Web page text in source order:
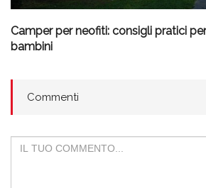
Camper per neofiti: consigli pratici
bambini
Commenti